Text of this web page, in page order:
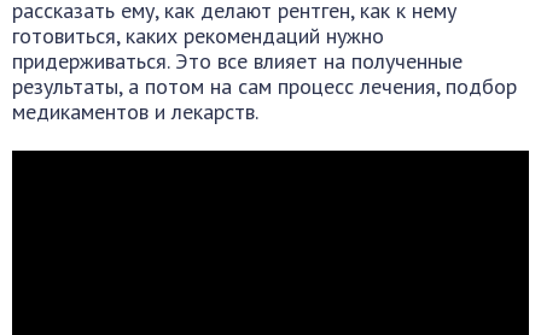
рассказать ему, как делают рентген, как к нему
готовиться, каких рекомендаций нужно
придерживаться. Это все влияет на полученные
результаты, а потом на сам процесс лечения, подбор
медикаментов и лекарств.